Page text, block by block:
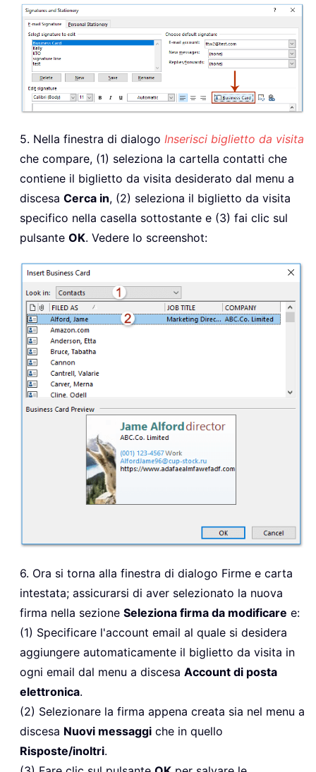
5. Nella finestra di dialogo Inserisci biglietto da visita
che compare, (1) seleziona la cartella contatti che
contiene il biglietto da visita desiderato dal menu a
discesa Cerca in, (2) seleziona il biglietto da visita
specifico nella casella sottostante e (3) fai clic sul
pulsante OK. Vedere lo screenshot:
6. Ora si torna alla finestra di dialogo Firme e carta
intestata; assicurarsi di aver selezionato la nuova
firma nella sezione Seleziona firma da modificare e:
(1) Specificare l'account email al quale si desidera
aggiungere automaticamente il biglietto da visita in
ogni email dal menu a discesa Account di posta
elettronica.
(2) Selezionare la firma appena creata sia nel menu a
discesa Nuovi messaggi che in quello
Risposte/inoltri.